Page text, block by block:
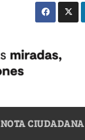
NOTA CIUDADANA